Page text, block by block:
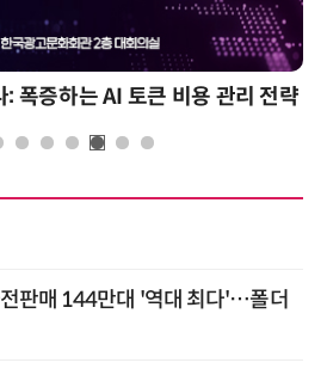
폭증하는 AI 토큰 비용 관리 전략
판매 144만대 '역대 최다'…폴더